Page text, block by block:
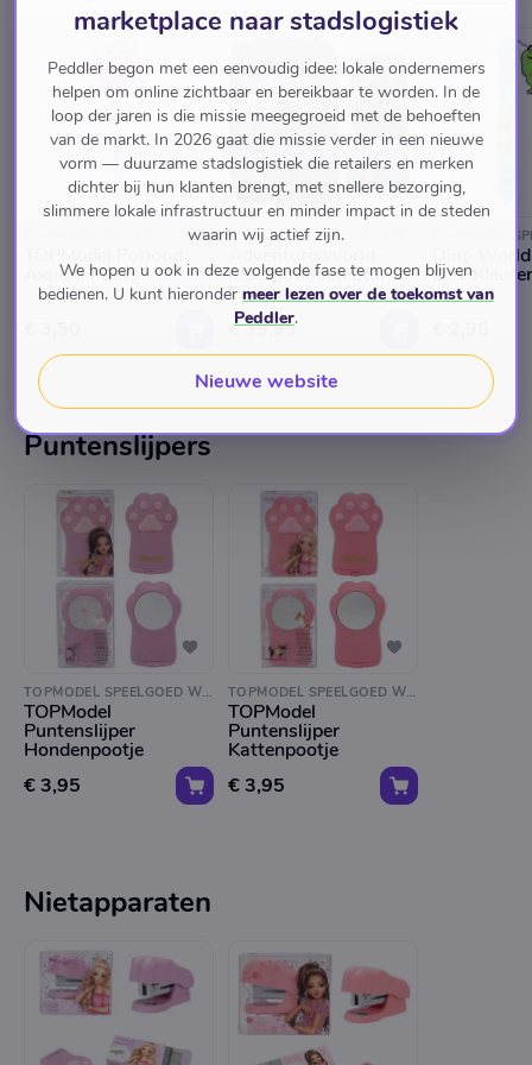
TOPMODEL SPEELGOED WINKEL
Axolotl Paars Kleurpotloden Etui
Panter
€ 39,95
Dino
in-1
Puntenslijpers
TOPMODEL SPEELGOED WINKEL
TOPModel
Puntenslijper
Hondenpootje
€ 3,95
TOPMODEL SPEELGOED WINKEL
TOPModel
Puntenslijper
Kattenpootje
€ 3,95
Nietapparaten
marketplace naar stadslogistiek
Peddler begon met een eenvoudig idee: lokale ondernemers
helpen om online zichtbaar en bereikbaar te worden. In de
loop der jaren is die missie meegegroeid met de behoeften
van de markt. In 2026 gaat die missie verder in een nieuwe
vorm — duurzame stadslogistiek die retailers en merken
dichter bij hun klanten brengt, met snellere bezorging,
slimmere lokale infrastructuur en minder impact in de steden
waarin wij actief zijn.
We hopen u ook in deze volgende fase te mogen blijven
bedienen. U kunt hieronder meer lezen over de toekomst van
Peddler.
Nieuwe website